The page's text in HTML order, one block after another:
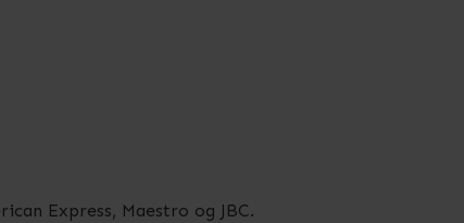
Express, Maestro og JBC.